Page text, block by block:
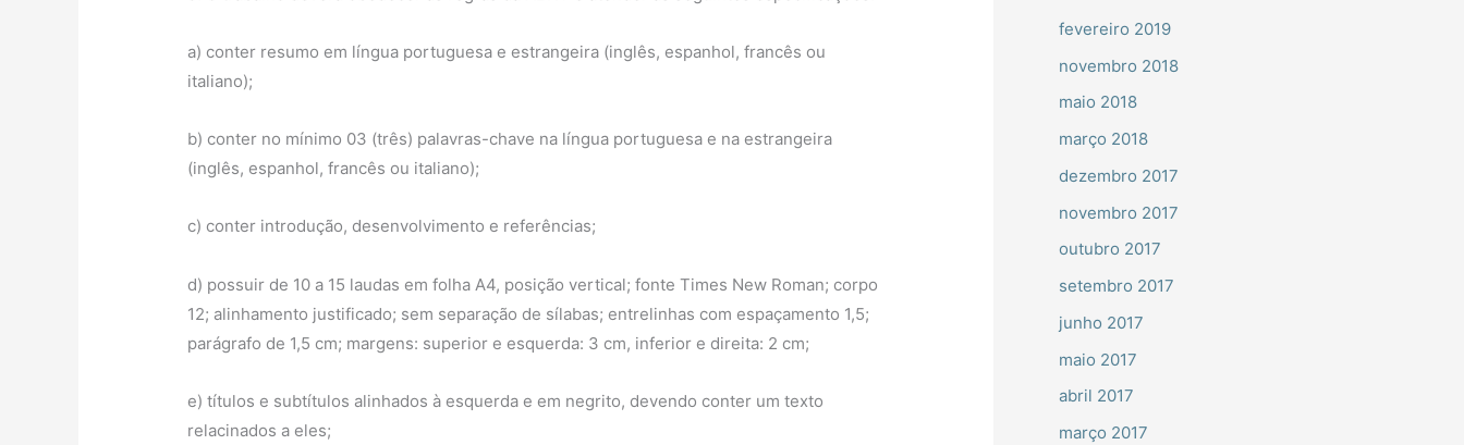
a) conter resumo em língua portuguesa e estrangeira (inglês, espanhol, francês ou
italiano);
b) conter no mínimo 03 (três) palavras-chave na língua portuguesa e na estrangeira
(inglês, espanhol, francês ou italiano);
c) conter introdução, desenvolvimento e referências;
d) possuir de 10 a 15 laudas em folha A4, posição vertical; fonte Times New Roman; corpo
12; alinhamento justificado; sem separação de sílabas; entrelinhas com espaçamento 1,5;
parágrafo de 1,5 cm; margens: superior e esquerda: 3 cm, inferior e direita: 2 cm;
e) títulos e subtítulos alinhados à esquerda e em negrito, devendo conter um texto
relacinados a eles;
fevereiro 2019
novembro 2018
maio 2018
março 2018
dezembro 2017
novembro 2017
outubro 2017
setembro 2017
junho 2017
maio 2017
abril 2017
março 2017